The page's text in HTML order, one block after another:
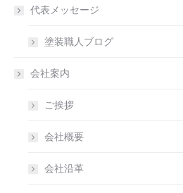
代表メッセージ
塗装職人ブログ
会社案内
ご挨拶
会社概要
会社沿革